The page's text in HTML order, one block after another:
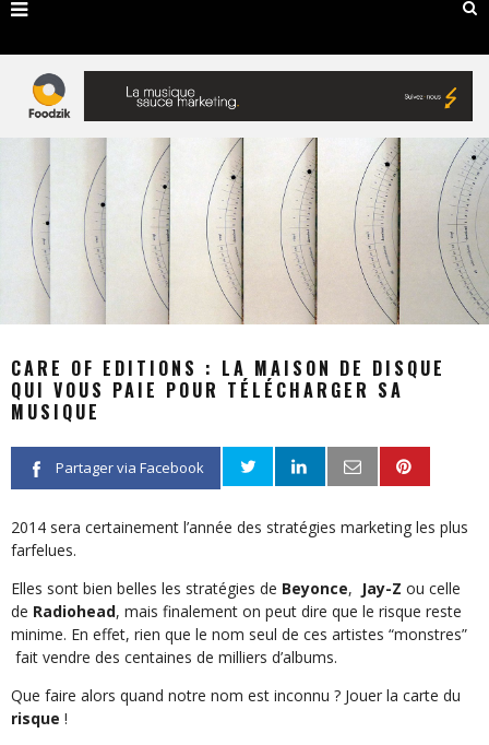
CARE OF EDITIONS : LA MAISON DE DISQUE
QUI VOUS PAIE POUR TÉLÉCHARGER SA
MUSIQUE
Partager via Facebook
2014 sera certainement l’année des stratégies marketing les plus
farfelues.
Elles sont bien belles les stratégies de Beyonce, Jay-Z ou celle
de Radiohead, mais finalement on peut dire que le risque reste
minime. En effet, rien que le nom seul de ces artistes “monstres”
fait vendre des centaines de milliers d’albums.
Que faire alors quand notre nom est inconnu ? Jouer la carte du
risque !